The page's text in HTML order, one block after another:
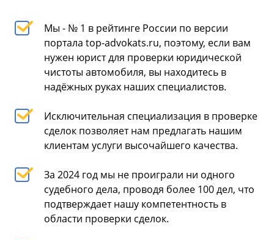
Мы - № 1 в рейтинге России по версии
портала top-advokats.ru, поэтому, если вам
нужен юрист для проверки юридической
чистоты автомобиля, вы находитесь в
надёжных руках наших специалистов.
Исключительная специализация в проверке
сделок позволяет нам предлагать нашим
клиентам услуги высочайшего качества.
За 2024 год мы не проиграли ни одного
судебного дела, проводя более 100 дел, что
подтверждает нашу компетентность в
области проверки сделок.